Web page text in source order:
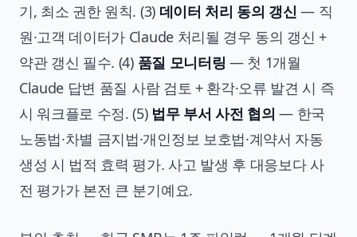
기, 최소 권한 원칙. (3) 데이터 처리 동의 갱신 — 직
원·고객 데이터가 Claude 처리될 경우 동의 갱신 +
약관 갱신 필수. (4) 품질 모니터링 — 첫 1개월
Claude 답변 품질 사람 검토 + 환각·오류 발견 시 즉
시 워크플로 수정. (5) 법무 부서 사전 협의 — 한국
노동법·차별 금지법·개인정보 보호법·계약서 자동
생성 시 법적 효력 평가. 사고 발생 후 대응보다 사
전 평가가 본전 큰 분기예요.